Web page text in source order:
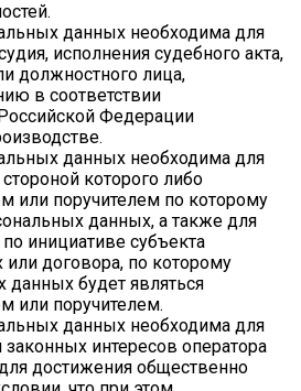
данных необходима для
исполнения судебного акта,
должностного лица,
в соответствии
Федерации
данных необходима для
которого либо
или поручителем по которому
данных, а также для
инициативе субъекта
договора, по которому
данных будет являться
или поручителем.
данных необходима для
интересов оператора
достижения общественно